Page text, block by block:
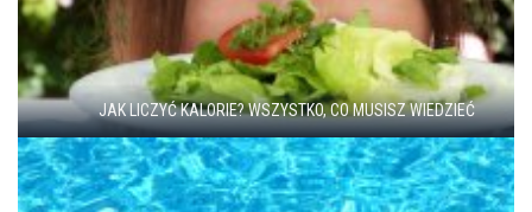
JAK LICZYĆ KALORIE? WSZYSTKO, CO MUSISZ WIEDZIEĆ